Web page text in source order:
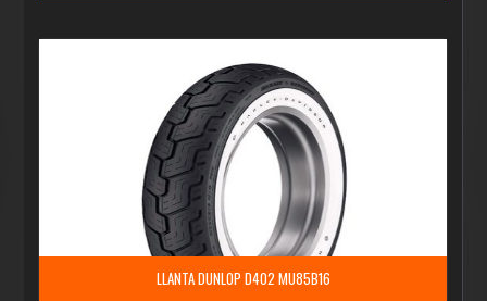
LLANTA DUNLOP D402 MU85B16